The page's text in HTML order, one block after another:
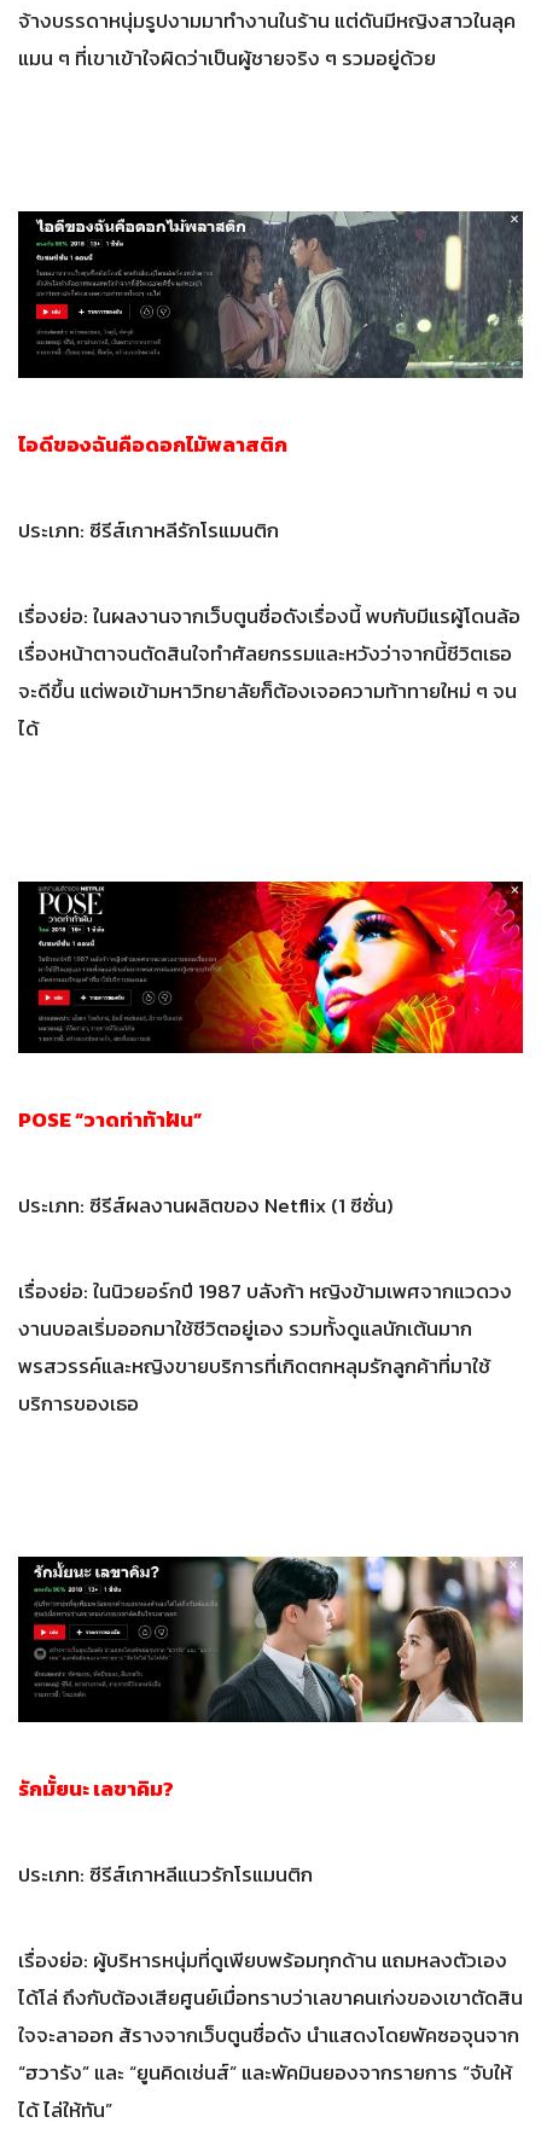
จ้างบรรดาหนุ่มรูปงามมาทำงานในร้าน แต่ดันมีหญิงสาวในลุค
แมน ๆ ที่เขาเข้าใจผิดว่าเป็นผู้ชายจริง ๆ รวมอยู่ด้วย
ไอดีของฉันคือดอกไม้พลาสติก
ประเภท: ซีรีส์เกาหลีรักโรแมนติก
เรื่องย่อ: ในผลงานจากเว็บตูนชื่อดังเรื่องนี้ พบกับมีแรผู้โดนล้อ
เรื่องหน้าตาจนตัดสินใจทำศัลยกรรมและหวังว่าจากนี้ชีวิตเธอ
จะดีขึ้น แต่พอเข้ามหาวิทยาลัยก็ต้องเจอความท้าทายใหม่ ๆ จน
ได้
POSE “วาดท่าท้าฝัน”
ประเภท: ซีรีส์ผลงานผลิตของ Netflix (1 ซีซั่น)
เรื่องย่อ: ในนิวยอร์กปี 1987 บลังก้า หญิงข้ามเพศจากแวดวง
งานบอลเริ่มออกมาใช้ชีวิตอยู่เอง รวมทั้งดูแลนักเต้นมาก
พรสวรรค์และหญิงขายบริการที่เกิดตกหลุมรักลูกค้าที่มาใช้
บริการของเธอ
รักมั้ยนะ เลขาคิม?
ประเภท: ซีรีส์เกาหลีแนวรักโรแมนติก
เรื่องย่อ: ผู้บริหารหนุ่มที่ดูเพียบพร้อมทุกด้าน แถมหลงตัวเอง
ได้โล่ ถึงกับต้องเสียศูนย์เมื่อทราบว่าเลขาคนเก่งของเขาตัดสิน
ใจจะลาออก ส้รางจากเว็บตูนชื่อดัง นำแสดงโดยพัคซอจุนจาก
“ฮวารัง” และ “ยูนคิดเช่นส์” และพัคมินยองจากรายการ “จับให้
ได้ ไล่ให้ทัน”